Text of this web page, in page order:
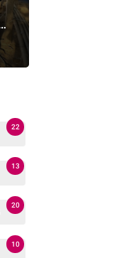
22
13
20
10